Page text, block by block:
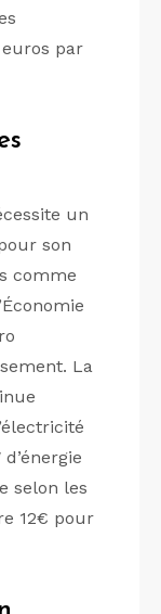
par
un
son
comme
La
selon les
12€ pour